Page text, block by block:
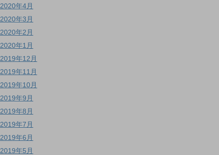
2020年4月
2020年3月
2020年2月
2020年1月
2019年12月
2019年11月
2019年10月
2019年9月
2019年8月
2019年7月
2019年6月
2019年5月